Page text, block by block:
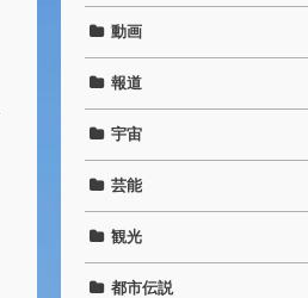
動画
報道
宇宙
芸能
観光
都市伝説